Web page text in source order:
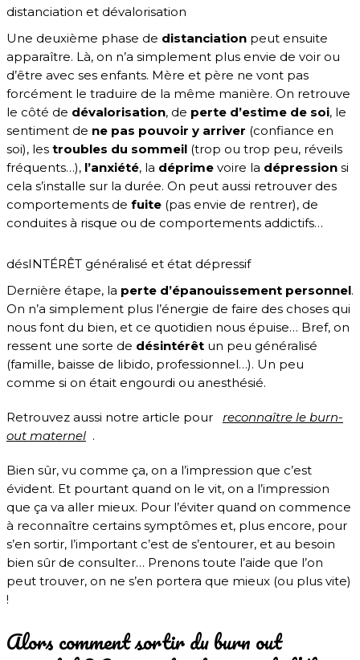
distanciation et dévalorisation
Une deuxième phase de distanciation peut ensuite
apparaître. Là, on n’a simplement plus envie de voir ou
d’être avec ses enfants. Mère et père ne vont pas
forcément le traduire de la même manière. On retrouve
le côté de dévalorisation, de perte d’estime de soi, le
sentiment de ne pas pouvoir y arriver (confiance en
soi), les troubles du sommeil (trop ou trop peu, réveils
fréquents…), l’anxiété, la déprime voire la dépression si
cela s’installe sur la durée. On peut aussi retrouver des
comportements de fuite (pas envie de rentrer), de
conduites à risque ou de comportements addictifs…
désINTÉRÊT généralisé et état dépressif
Dernière étape, la perte d’épanouissement personnel.
On n’a simplement plus l’énergie de faire des choses qui
nous font du bien, et ce quotidien nous épuise… Bref, on
ressent une sorte de désintérêt un peu généralisé
(famille, baisse de libido, professionnel…). Un peu
comme si on était engourdi ou anesthésié.
Retrouvez aussi notre article pour
reconnaître le burn-
out maternel .
Bien sûr, vu comme ça, on a l’impression que c’est
évident. Et pourtant quand on le vit, on a l’impression
que ça va aller mieux. Pour l’éviter quand on commence
à reconnaître certains symptômes et, plus encore, pour
s’en sortir, l’important c’est de s’entourer, et au besoin
bien sûr de consulter… Prenons toute l’aide que l’on
peut trouver, on ne s’en portera que mieux (ou plus vite)
!
Alors comment sortir du burn out